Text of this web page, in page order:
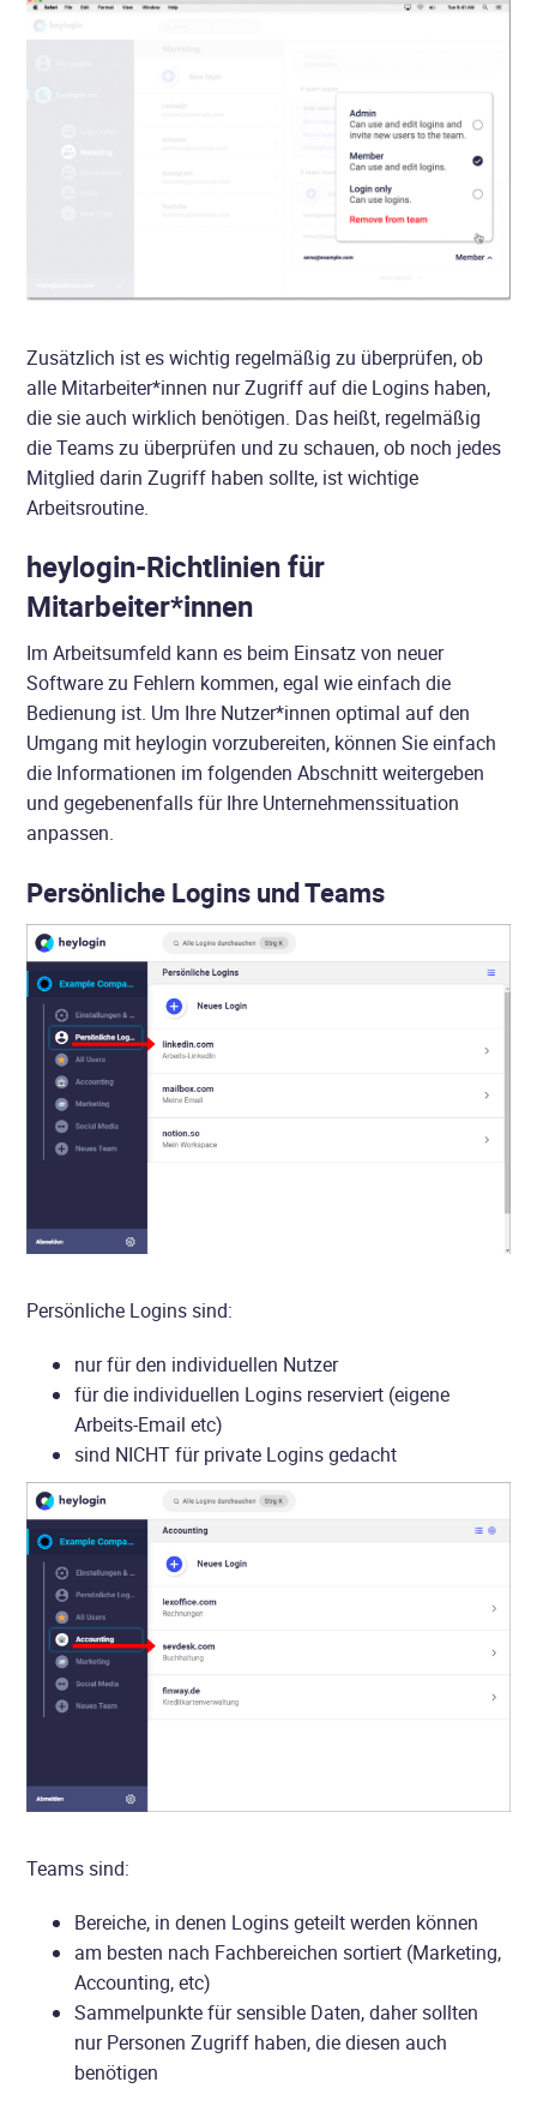
Zusätzlich ist es wichtig regelmäßig zu überprüfen, ob
alle Mitarbeiter*innen nur Zugriff auf die Logins haben,
die sie auch wirklich benötigen. Das heißt, regelmäßig
die Teams zu überprüfen und zu schauen, ob noch jedes
Mitglied darin Zugriff haben sollte, ist wichtige
Arbeitsroutine.
heylogin-Richtlinien für
Mitarbeiter*innen
Im Arbeitsumfeld kann es beim Einsatz von neuer
Software zu Fehlern kommen, egal wie einfach die
Bedienung ist. Um Ihre Nutzer*innen optimal auf den
Umgang mit heylogin vorzubereiten, können Sie einfach
die Informationen im folgenden Abschnitt weitergeben
und gegebenenfalls für Ihre Unternehmenssituation
anpassen.
Persönliche Logins und Teams
Persönliche Logins sind:
nur für den individuellen Nutzer
für die individuellen Logins reserviert (eigene
Arbeits-Email etc)
sind NICHT für private Logins gedacht
Teams sind:
Bereiche, in denen Logins geteilt werden können
am besten nach Fachbereichen sortiert (Marketing,
Accounting, etc)
Sammelpunkte für sensible Daten, daher sollten
nur Personen Zugriff haben, die diesen auch
benötigen